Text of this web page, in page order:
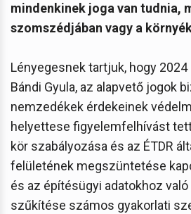
mindenkinek joga van tudnia,
szomszédjában vagy a
Lényegesnek tartjuk, hogy 2024
Bándi Gyula, az alapvető jogok
nemzedékek érdekeinek
helyettese figyelemfelhívást
kör szabályozása és az ÉTDR
felületének megszüntetése
és az építésügyi adatokhoz
szűkítése számos gyakorlati